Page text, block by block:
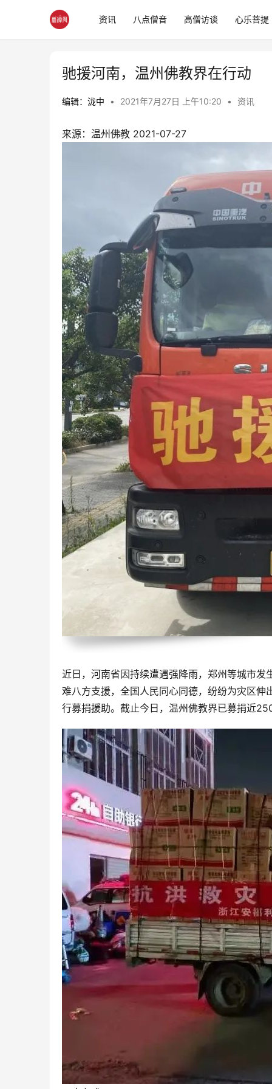
资讯 八点僧音 高僧访谈 心乐菩提
驰援河南，温州佛教界在行动
编辑：泷中 • 2021年7月27日 上午10:20 • 资讯
来源：温州佛教 2021-07-27
近日，河南省因持续遭遇强降雨，郑州等城市
难八方支援，全国人民同心同德，纷纷为灾区
行募捐援助。截止今日，温州佛教界已募捐近